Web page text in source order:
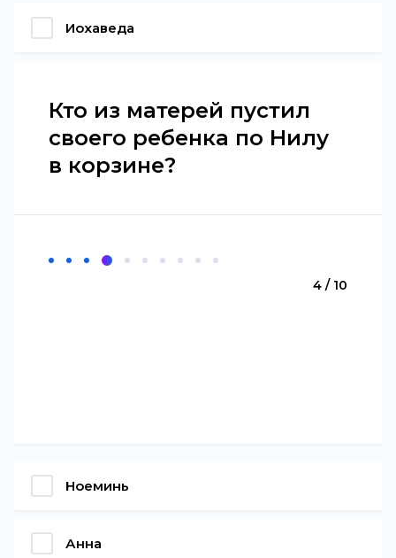
Иохаведа
Кто из матерей пустил
своего ребенка по Нилу
в корзине?
4 / 10
Ноеминь
Анна